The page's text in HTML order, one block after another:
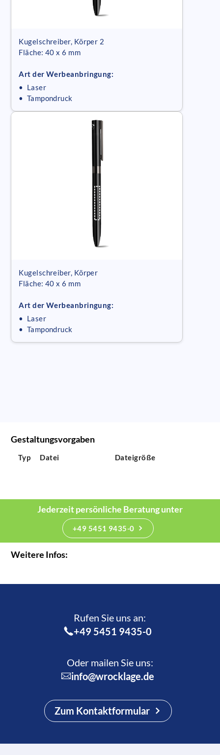
Kugelschreiber, Körper 2
Fläche: 40 x 6 mm
Art der Werbeanbringung:
• Laser
• Tampondruck
Kugelschreiber, Körper
Fläche: 40 x 6 mm
Art der Werbeanbringung:
• Laser
• Tampondruck
Gestaltungsvorgaben
Typ Datei Dateigröße
Jederzeit persönliche Beratung unter
+49 5451 9435-0
Weitere Infos:
Rufen Sie uns an:­
+49 5451 9435-0
Oder mailen Sie uns:
info@wrocklage.de
Zum Kontaktformular